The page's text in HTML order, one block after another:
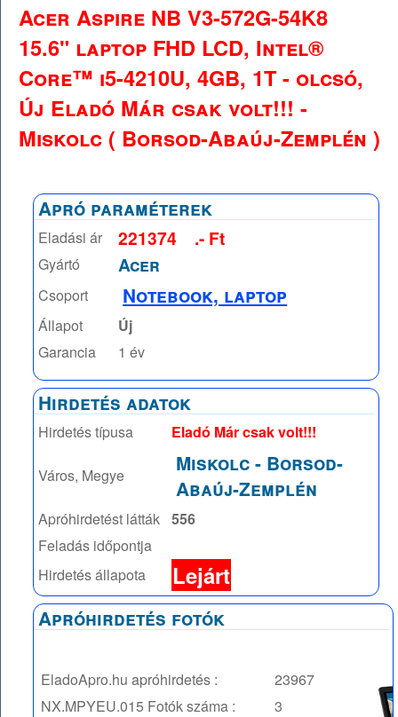
Acer Aspire NB V3-572G-54K8
15.6" laptop FHD LCD, Intel®
Core™ i5-4210U, 4GB, 1T - olcsó,
Új Eladó Már csak volt!!! -
Miskolc ( Borsod-Abaúj-Zemplén )
Apró paraméterek
Eladási ár 221374 .- Ft
Gyártó Acer
Csoport Notebook, laptop
Állapot
Új
Garancia
1 év
Hirdetés adatok
Hirdetés típusa Eladó Már csak volt!!!
Város, Megye Miskolc- Borsod-
Abaúj-Zemplén
Apróhirdetést látták 556
Feladás időpontja
Hirdetés állapota
Lejárt
Apróhirdetés fotók
EladoApro.hu apróhirdetés :
23967
NX.MPYEU.015 Fotók száma :
3